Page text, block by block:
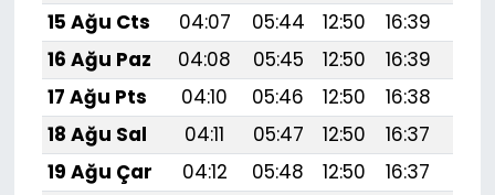
15 Ağu Cts
04:07 05:44 12:50 16:39
16 Ağu Paz
04:08 05:45 12:50 16:39
17 Ağu Pts
04:10 05:46 12:50 16:38
18 Ağu Sal
04:11 05:47 12:50 16:37
19 Ağu Çar
04:12 05:48 12:50 16:37